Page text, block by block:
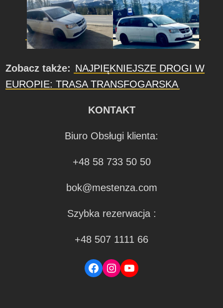
Zobacz także: NAJPIĘKNIEJSZE DROGI W
EUROPIE: TRASA TRANSFOGARSKA
KONTAKT
Biuro Obsługi klienta:
+48 58 733 50 50
bok@mestenza.com
Szybka rezerwacja :
+48 507 1111 66
Facebook
Instagram
YouTube